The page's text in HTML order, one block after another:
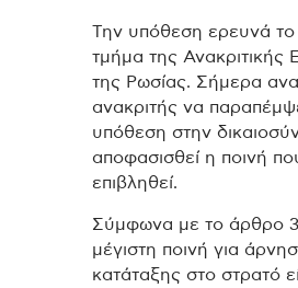
Την υπόθεση ερευνά το
τμήμα της Ανακριτικής
της Ρωσίας. Σήμερα
ανακριτής να
υπόθεση στην
αποφασισθεί η ποινή
επιβληθεί.
Σύμφωνα με το άρθρο
μέγιστη ποινή για
κατάταξης στο στρατό